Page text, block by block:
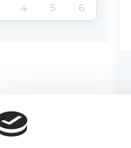
4 5 6